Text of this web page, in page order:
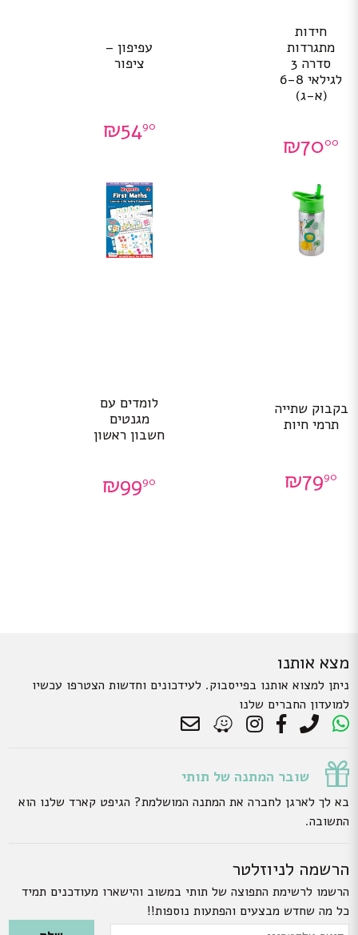
חידות
מתגרדות
סדרה 3
לגילאי 6-8
(א-ג)
₪7000
עפיפון –
ציפור
₪5490
בקבוק שתייה
תרמי חיות
₪7990
לומדים עם
מגנטים
חשבון ראשון
₪9990
מצא אותנו
ניתן למצוא אותנו בפייסבוק. לעידכונים וחדשות הצטרפו עכשיו
למועדון החברים שלנו
שובר המתנה של תותי
בא לך לארגן לחברה את המתנה המושלמת? הגיפט קארד שלנו הוא
התשובה.
הרשמה לניוזלטר
הרשמו לרשימת התפוצה של תותי במשוב והישארו מעודכנים תמיד
כל מה שחדש מבצעים והפתעות נוספות!!